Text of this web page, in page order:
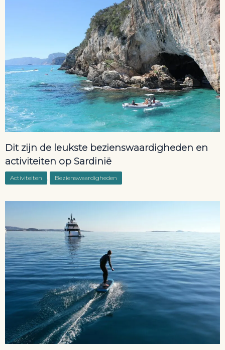
Dit zijn de leukste bezienswaardigheden en
activiteiten op Sardinië
Activiteiten Bezienswaardigheden